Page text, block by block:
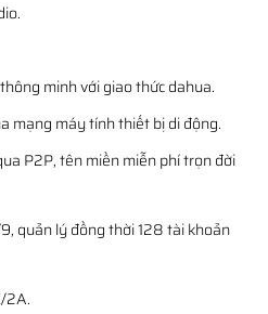
minh với giao thức dahua.
mạng máy tính thiết bị di động.
P2P, tên miền miễn phí trọn đời
quản lý đồng thời 128 tài khoản
2A.